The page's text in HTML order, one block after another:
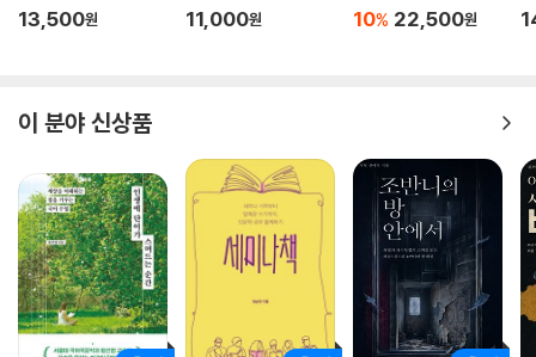
고 또 40년 가까운 세월이 흘렀다. 오늘날 탑골공원과 종묘공원 사이를 산
중한 행렬을 기억하는 사람은 이제 아무도 없다. 그러나 기억하는 것만이
역사가 아니라 잊어버리는 것도 역사다. 한성전기회사는 러일전쟁 직후 한
미전기회사로 바뀌었고, 명성황후의 능은 고종 사후 금곡으로 옮겨졌다. 1
929년에 『연혁사』는 전차에 관한 고종의 기획을 한갓 코미디로 만들어버
렸고, 1933∼1934년 사이에는 동대문에서 청량리까지 ‘엄숙하게’ 늘어
서 있던 백양목 가로수들이 모두 베어져버렸다. 1968년 종로 전차 궤도가
철거될 때쯤에는 이미 더 이상 잊을 것은 아무것도 남지 않은 상태였다. --
-pp.184~185
가려진 역사에서 근대화의 풍경까지
「종로, 전차」에서는 종로의 역사를 서울의 통신교통 수단의 변화(전차의
부설과 철거, 지하철의 부설 등)와 함께 살펴본다. 조선시대와 구한말을 거
쳐 1960년대까지도 서울의 중심으로 기능했던 종로의 화려한 시절이 ‘전
차 철거’와 함께 막을 내리는 쓸쓸한 이야기가 이어진다. 「덕수궁 돌담길」
에서는 고종의 도로 정비, 경운궁 정비와 관련된 일화가, 「팔각정」에서는
오래 전부터 신성한 형상으로 여겨지던 ‘팔각’이 이승만 시대를 거치며 세
속화된 사연 등이 펼쳐진다.
13,500원 11,000원 10% 22,500원
이 분야 신상품